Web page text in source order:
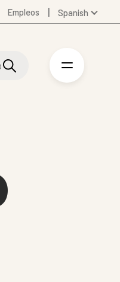
Empleos Spanish
Denmark